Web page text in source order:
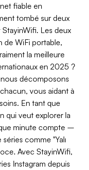
fiable en
tombé sur deux
Les deux
de WiFi portable,
la meilleure
en 2025 ?
décomposons
vous aidant à
En tant que
qui veut explorer la
minute compte –
comme "Yalı
Avec StayinWifi,
Instagram depuis